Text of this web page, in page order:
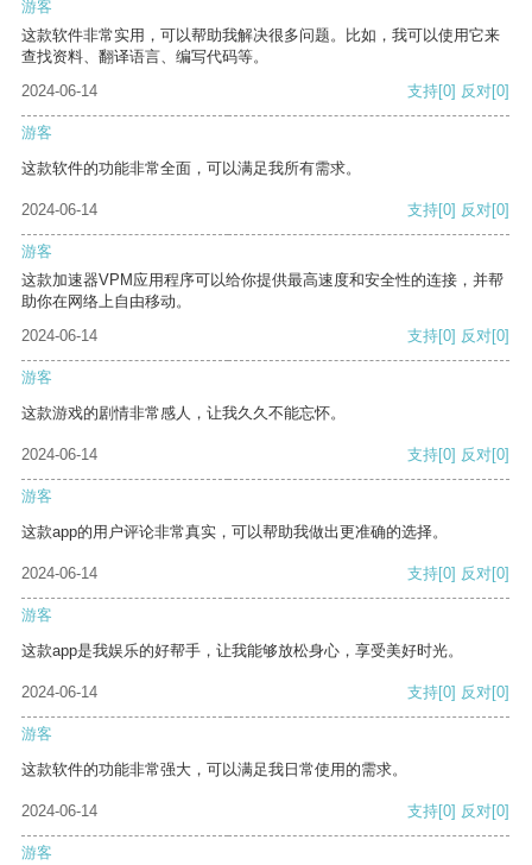
游客
这款软件非常实用，可以帮助我解决很多问题。比如，我可以使用它来
查找资料、翻译语言、编写代码等。
2024-06-14
支持[0] 反对[0]
游客
这款软件的功能非常全面，可以满足我所有需求。
2024-06-14 支持[0] 反对[0]
游客
这款加速器VPM应用程序可以给你提供最高速度和安全性的连接，并帮
助你在网络上自由移动。
2024-06-14
支持[0] 反对[0]
游客
这款游戏的剧情非常感人，让我久久不能忘怀。
2024-06-14 支持[0] 反对[0]
游客
这款app的用户评论非常真实，可以帮助我做出更准确的选择。
2024-06-14 支持[0] 反对[0]
游客
这款app是我娱乐的好帮手，让我能够放松身心，享受美好时光。
2024-06-14 支持[0] 反对[0]
游客
这款软件的功能非常强大，可以满足我日常使用的需求。
2024-06-14 支持[0] 反对[0]
游客